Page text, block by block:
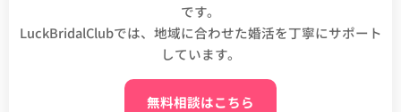
です。
LuckBridalClubでは、地域に合わせた婚活を丁寧にサポート
しています。
無料相談はこちら